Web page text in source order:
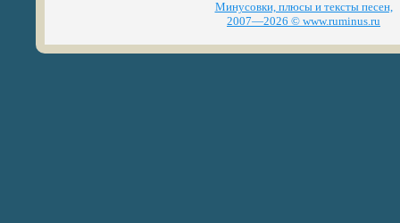
Минусовки, плюсы и тексты песен,
2007—2026 © www.ruminus.ru